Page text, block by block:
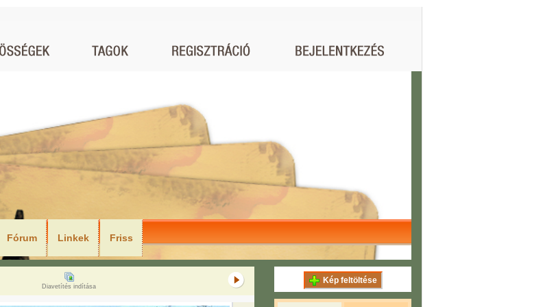
Fórum Linkek Friss
Diavetítés indítása
Kép feltöltése